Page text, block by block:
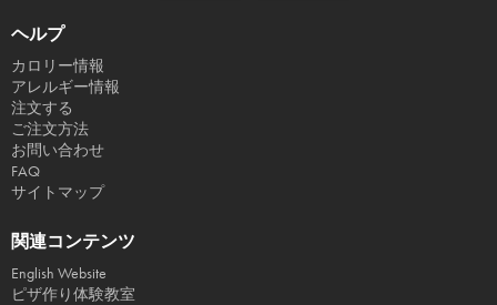
ヘルプ
カロリー情報
アレルギー情報
注文する
ご注文方法
お問い合わせ
FAQ
サイトマップ
関連コンテンツ
English Website
ピザ作り体験教室